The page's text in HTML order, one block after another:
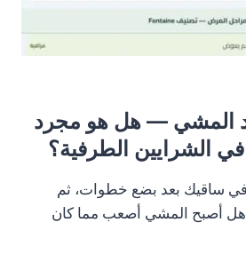
المشي — هل هو مجرد
الشرايين الطرفية؟
ساقيك بعد بضع خطوات، ثم
أصبح المشي أصعب مما كان